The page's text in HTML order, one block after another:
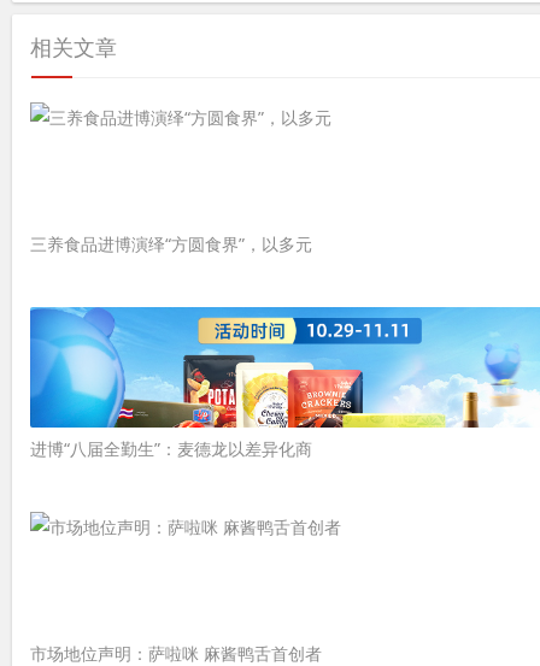
相关文章
三养食品进博演绎“方圆食界”，以多元
进博“八届全勤生”：麦德龙以差异化商
市场地位声明：萨啦咪 麻酱鸭舌首创者